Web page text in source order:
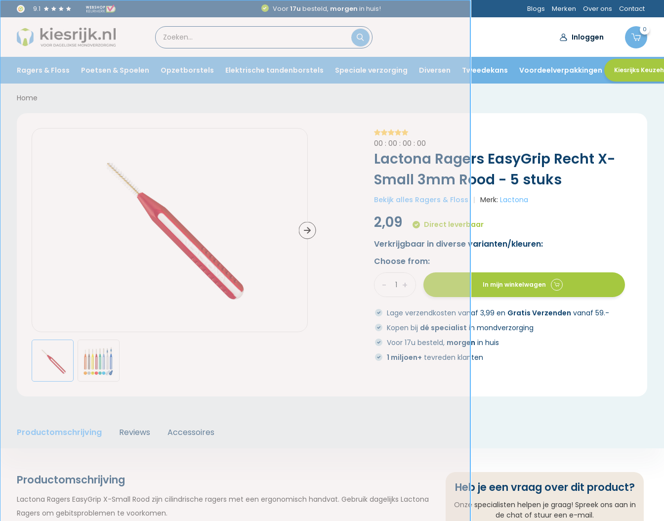
9.1 Voor17u besteld, morgen in huis! Blogs Merken Over ons Contact
Inloggen
0
Ragers & Floss Poetsen & Spoelen Opzetborstels Elektrische tandenborstels Speciale verzorging Diversen Tweedekans Voordeelverpakkingen Kiesrijks
Home
00 :00 :00 :00
Lactona Ragers EasyGrip Recht X-
Small 3mm Rood - 5 stuks
Bekijk alles Ragers & Floss Merk:Lactona
2,09 Direct leverbaar
Verkrijgbaar in diverse varianten/kleuren:
Choose from:
+
- In mijn winkelwagen
Lage verzendkosten vanaf 3,99 en Gratis Verzenden vanaf 59.-
Kopen bij dé specialist in mondverzorging
Voor 17u besteld, morgen in huis
1 miljoen+ tevreden klanten
Productomschrijving Reviews Accessoires
Productomschrijving
Lactona Ragers EasyGrip X-Small Rood zijn cilindrische ragers met een ergonomisch handvat. Gebruik dagelijks Lactona
Ragers om gebitsproblemen te voorkomen.
Heb je een vraag over dit product?
Onze specialisten helpen je graag! Spreek ons aan in
de chat of stuur een e-mail.